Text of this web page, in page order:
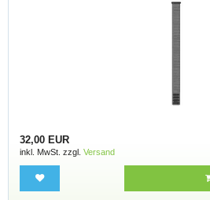
32,00 EUR
inkl. MwSt. zzgl. Versand